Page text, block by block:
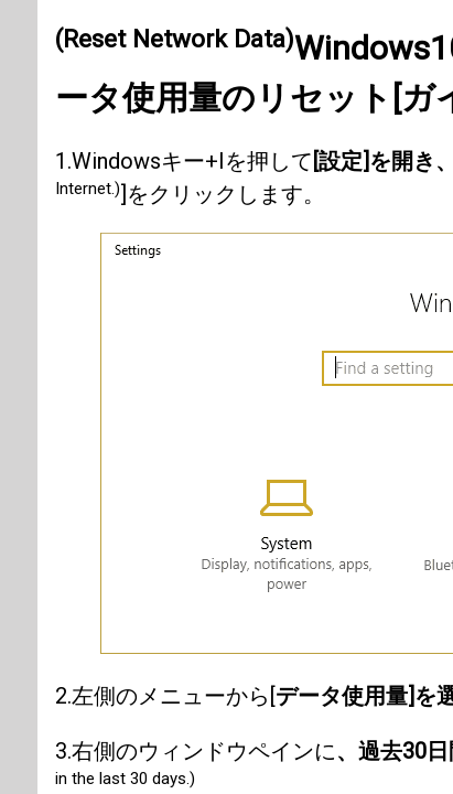
(Reset Network Data)
ータ使用量のリセット[ガ
1.Windowsキー+Iを押して [設定]を開き
Internet.)]をクリックします。
2.左側のメニューから[データ使用量]を
3.右側のウィンドウペインに、過去30
in the last 30 days.)